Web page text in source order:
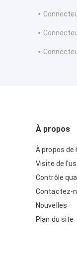
À propos
À propos de
Visite de
Contrôle
Contactez-
Nouvelles
Plan du site